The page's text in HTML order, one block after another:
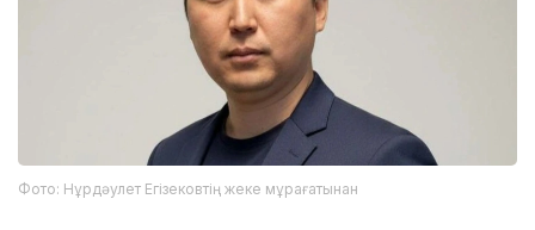
Фото: Нұрдәулет Егізековтің жеке мұрағатынан